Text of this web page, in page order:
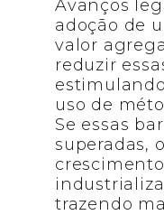
Avanços
adoção de
valor
reduzir
uso de
Se essas
superadas,
trazendo